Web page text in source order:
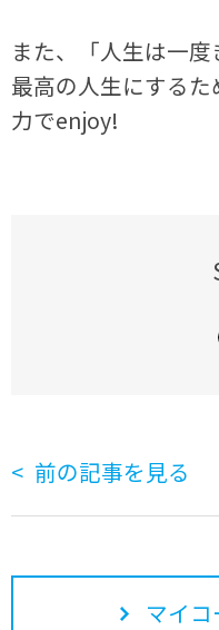
また、「人生は一度
最高の人生にする
力でenjoy!
前の記事を見る
マイコ